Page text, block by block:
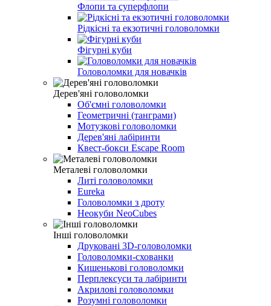
Флопи та суперфлопи
Рідкісні та екзотичні головоломки
Фігурні куби
Головоломки для новачків
Дерев'яні головоломки
Об'ємні головоломки
Геометричні (танграми)
Мотузкові головоломки
Дерев'яні лабіринти
Квест-бокси Escape Room
Металеві головоломки
Литі головоломки
Eureka
Головоломки з дроту
Неокуби NeoCubes
Інші головоломки
Друковані 3D-головоломки
Головоломки-схованки
Кишенькові головоломки
Перплексуси та лабіринти
Акрилові головоломки
Розумні головоломки